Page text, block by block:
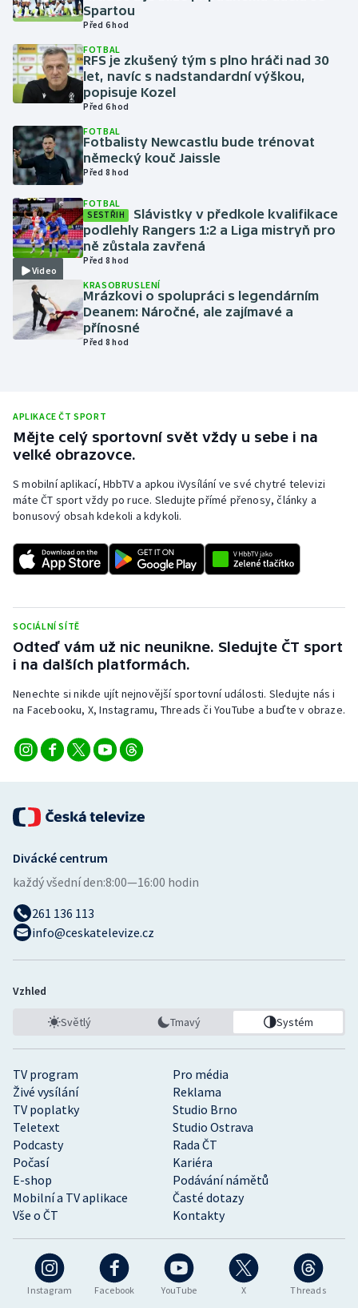
Judo
Krasobruslení
Lezení
Lyže a snowboard
Moderní pětiboj
Motorsport
Olympijské hry
Parasport
Plavání
Ragby
Rychlobruslení
Rychlostní kanoistika
Short track
Sportovní střelba
Triatlon
Vodní slalom
Volejbal
Spartou
Před 6 hod
FOTBAL
RFS je zkušený tým s plno hráči nad 30
let, navíc s nadstandardní výškou,
popisuje Kozel
Před 6 hod
FOTBAL
Fotbalisty Newcastlu bude trénovat
německý kouč Jaissle
Před 8 hod
Video
FOTBAL
SESTŘIH
Slávistky v předkole kvalifikace
podlehly Rangers 1:2 a Liga mistryň pro
ně zůstala zavřená
Před 8 hod
KRASOBRUSLENÍ
Mrázkovi o spolupráci s legendárním
Deanem: Náročné, ale zajímavé a
přínosné
Před 8 hod
APLIKACE ČT SPORT
Mějte celý sportovní svět vždy u sebe i na
velké obrazovce.
S mobilní aplikací, HbbTV a apkou iVysílání ve své chytré televizi
máte ČT sport vždy po ruce. Sledujte přímé přenosy, články a
bonusový obsah kdekoli a kdykoli.
SOCIÁLNÍ SÍTĚ
Odteď vám už nic neunikne. Sledujte ČT sport
i na dalších platformách.
Nenechte si nikde ujít nejnovější sportovní události. Sledujte nás i
na Facebooku, X, Instagramu, Threads či YouTube a buďte v obraze.
Instagram Facebook YouTube X Threads
TV program
Pro média
Živé vysílání
Reklama
TV poplatky
Studio Brno
Teletext
Studio Ostrava
Podcasty
Rada ČT
Počasí
Kariéra
E-shop
Podávání námětů
Mobilní a TV aplikace
Časté dotazy
Vše o ČT
Kontakty
Divácké centrum
každý všední den:8:00—16:00 hodin
261 136 113
info@ceskatelevize.cz
Vzhled
Světlý Tmavý Systém